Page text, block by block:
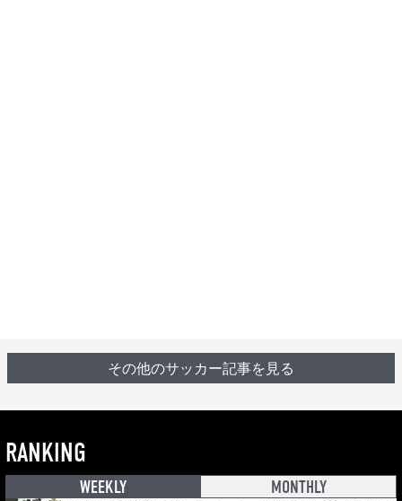
その他のサッカー記事を見る
RANKING
WEEKLY MONTHLY